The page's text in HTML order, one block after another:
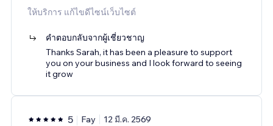
ให้บริการ แก้ไขดีไซน์เว็บไซต์
คำตอบกลับจากผู้เชี่ยวชาญ
Thanks Sarah, it has been a pleasure to support
you on your business and I look forward to seeing
it grow
5 Fay 12 มี.ค. 2569